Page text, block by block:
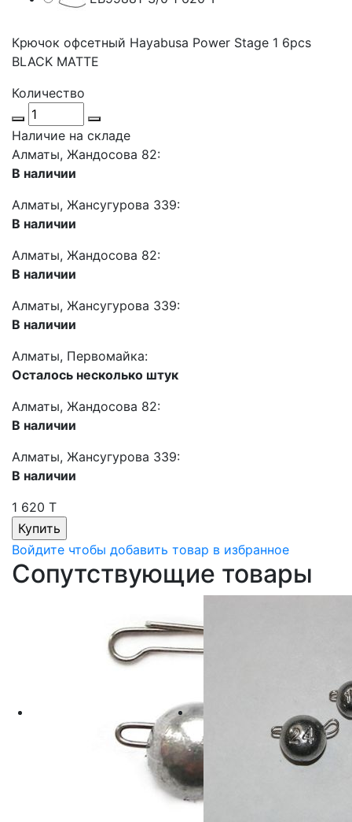
Крючок офсетный Hayabusa Power Stage 1 6pcs
BLACK MATTE
Количество
Наличие на складе
Алматы, Жандосова 82:
В наличии
Алматы, Жансугурова 339:
В наличии
Алматы, Жандосова 82:
В наличии
Алматы, Жансугурова 339:
В наличии
Алматы, Первомайка:
Осталось несколько штук
Алматы, Жандосова 82:
В наличии
Алматы, Жансугурова 339:
В наличии
1 620 T
Войдите чтобы добавить товар в избранное
Сопутствующие товары